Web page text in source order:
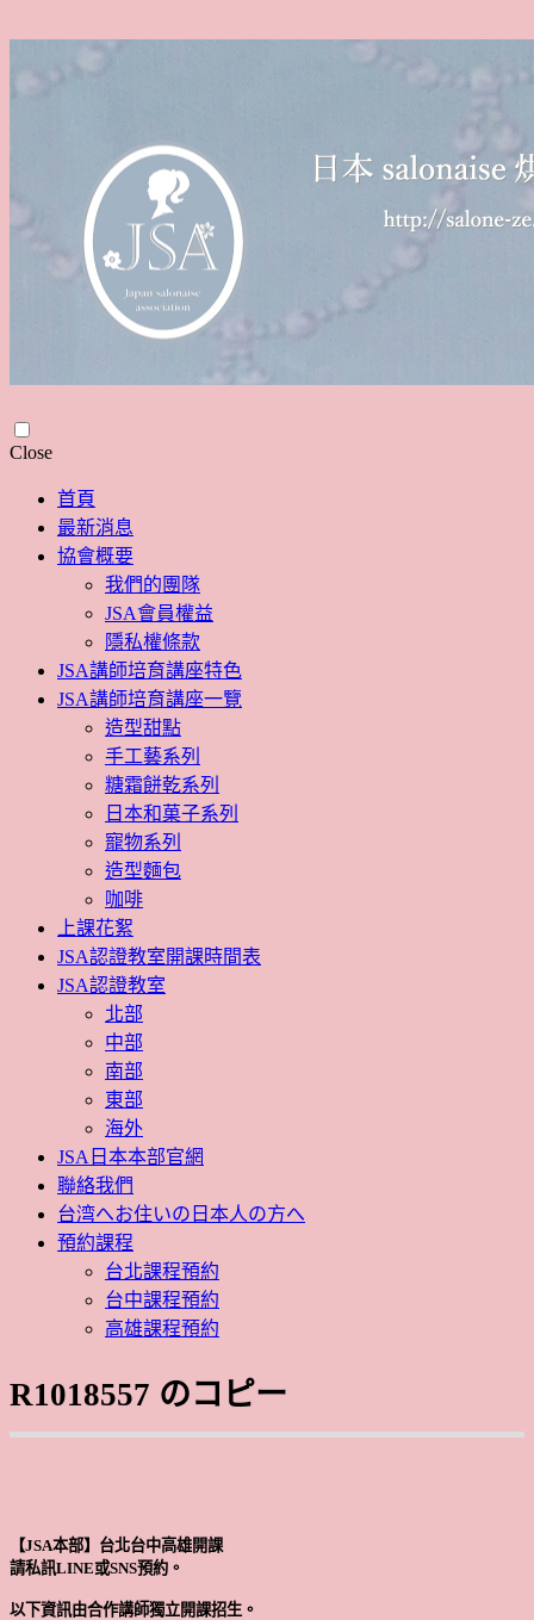
CloseSkip
content
首頁
最新消息
協會概要
我們的團隊
JSA會員權益
隱私權條款
JSA講師培育講座特色
JSA講師培育講座一覽
造型甜點
手工藝系列
糖霜餅乾系列
日本和菓子系列
寵物系列
造型麵包
咖啡
上課花絮
JSA認證教室開課時間表
JSA認證教室
北部
中部
南部
東部
海外
JSA日本本部官網
聯絡我們
台湾へお住いの日本人の方へ
預約課程
台北課程預約
台中課程預約
高雄課程預約
R1018557 のコピー
【JSA本部】台北台中高雄開課
請私訊LINE或SNS預約。
以下資訊由合作講師獨立開課招生。